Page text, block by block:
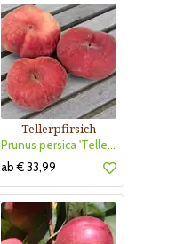
Tellerpfirsich
Prunus persica 'Tellerpfirsich Gelber Sandwich Bonn'
ab € 33,99